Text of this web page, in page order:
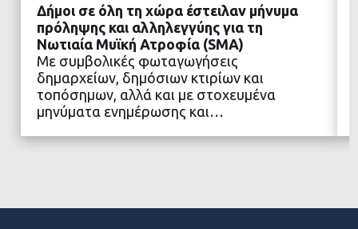
ΔΙΑΒΑΣΤΕ ΠΕΡΙΣΣΟΤΕΡΑ
Δήμοι σε όλη τη χώρα έστειλαν μήνυμα
πρόληψης και αλληλεγγύης για τη
Νωτιαία Μυϊκή Ατροφία (SMA)
Με συμβολικές φωταγωγήσεις
δημαρχείων, δημόσιων κτιρίων και
τοπόσημων, αλλά και με στοχευμένα
μηνύματα ενημέρωσης και…